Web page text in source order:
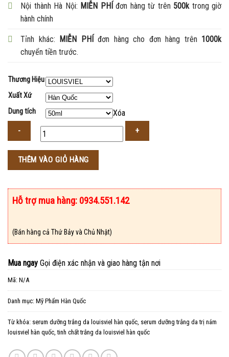
Nội thành Hà Nội: MIỄN PHÍđơn hàng từ trên 500k trong giờ
hành chính
Tỉnh khác: MIỄN PHÍđơn hàng cho đơn hàng trên 1000k
chuyển tiền trước.
Thương Hiệu
Xuất Xứ
Dung tích
Xóa
THÊM VÀO GIỎ HÀNG
Hỗ trợ mua hàng: 0934.551.142
(Bán hàng cả Thứ Bảy và Chủ Nhật)
Mua ngay Gọi điện xác nhận và giao hàng tận nơi
Mã: N/A
Danh mục: Mỹ Phẩm Hàn Quốc
Từ khóa: serum dưỡng trắng da louisviel hàn quốc, serum dưỡng trắng da trị nám
louisviel hàn quốc,tinh chất trắng da louisviel hàn quốc